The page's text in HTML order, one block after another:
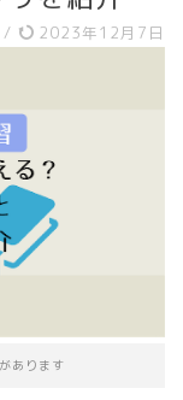
/ 2023年12月7日
あります